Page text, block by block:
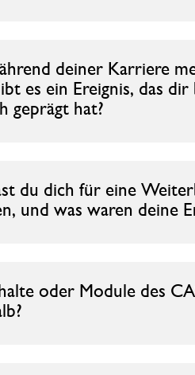
deiner Karriere
es ein Ereignis, das
geprägt hat?
du dich für eine
und was waren deine
oder Module des